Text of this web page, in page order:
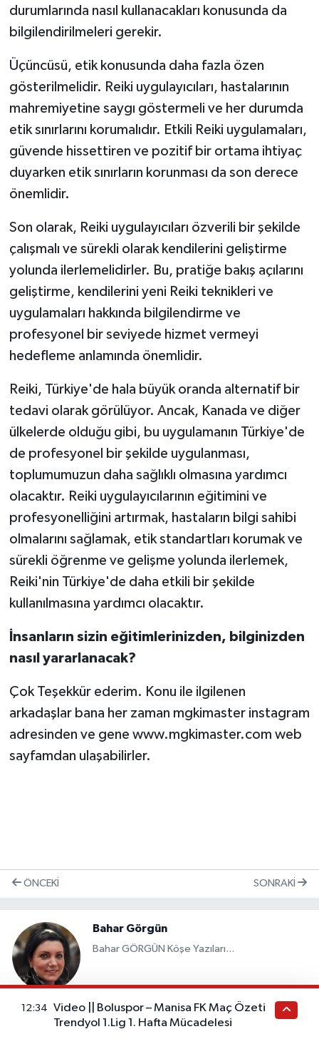
durumlarında nasıl kullanacakları konusunda da
bilgilendirilmeleri gerekir.
Üçüncüsü, etik konusunda daha fazla özen
gösterilmelidir. Reiki uygulayıcıları, hastalarının
mahremiyetine saygı göstermeli ve her durumda
etik sınırlarını korumalıdır. Etkili Reiki uygulamaları,
güvende hissettiren ve pozitif bir ortama ihtiyaç
duyarken etik sınırların korunması da son derece
önemlidir.
Son olarak, Reiki uygulayıcıları özverili bir şekilde
çalışmalı ve sürekli olarak kendilerini geliştirme
yolunda ilerlemelidirler. Bu, pratiğe bakış açılarını
geliştirme, kendilerini yeni Reiki teknikleri ve
uygulamaları hakkında bilgilendirme ve
profesyonel bir seviyede hizmet vermeyi
hedefleme anlamında önemlidir.
Reiki, Türkiye'de hala büyük oranda alternatif bir
tedavi olarak görülüyor. Ancak, Kanada ve diğer
ülkelerde olduğu gibi, bu uygulamanın Türkiye'de
de profesyonel bir şekilde uygulanması,
toplumumuzun daha sağlıklı olmasına yardımcı
olacaktır. Reiki uygulayıcılarının eğitimini ve
profesyonelliğini artırmak, hastaların bilgi sahibi
olmalarını sağlamak, etik standartları korumak ve
sürekli öğrenme ve gelişme yolunda ilerlemek,
Reiki'nin Türkiye'de daha etkili bir şekilde
kullanılmasına yardımcı olacaktır.
İnsanların sizin eğitimlerinizden, bilginizden
nasıl yararlanacak?
Çok Teşekkür ederim. Konu ile ilgilenen
arkadaşlar bana her zaman mgkimaster instagram
adresinden ve gene www.mgkimaster.com web
sayfamdan ulaşabilirler.
ÖNCEKI SONRAKI
Bahar Görgün
Bahar GÖRGÜN Köşe Yazıları...
Yazarın Diğer Yazıları
12:34
Video || Boluspor – Manisa FK Maç Özeti
Trendyol 1.Lig 1. Hafta Mücadelesi